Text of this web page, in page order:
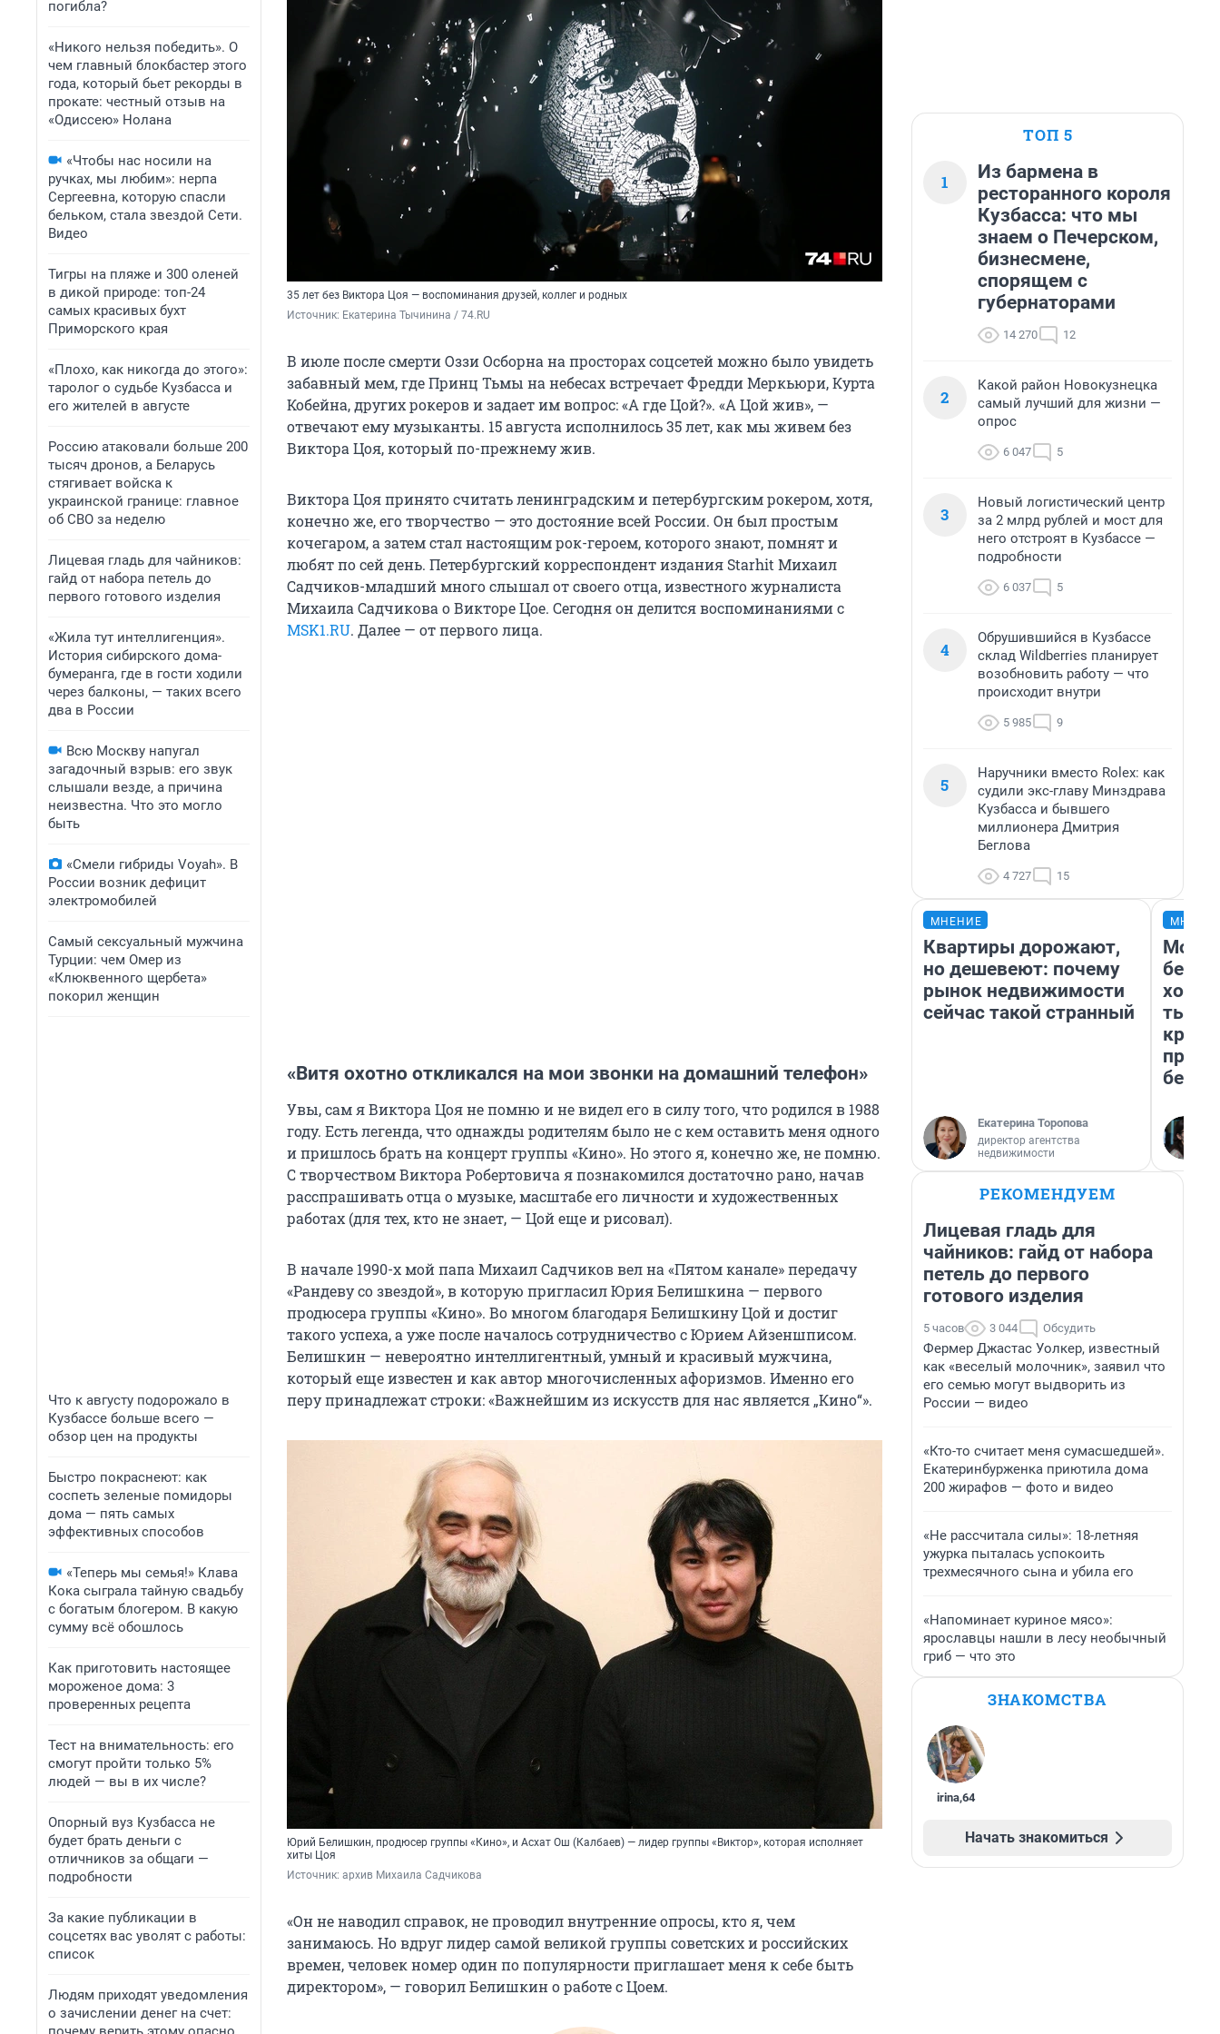
погибла?
«Никого нельзя победить». О
чем главный блокбастер этого
года, который бьет рекорды в
прокате: честный отзыв на
«Одиссею» Нолана
«Чтобы нас носили на
ручках, мы любим»: нерпа
Сергеевна, которую спасли
бельком, стала звездой Сети.
Видео
Тигры на пляже и 300 оленей
в дикой природе: топ-24
самых красивых бухт
Приморского края
«Плохо, как никогда до этого»:
таролог о судьбе Кузбасса и
его жителей в августе
Россию атаковали больше 200
тысяч дронов, а Беларусь
стягивает войска к
украинской границе: главное
об СВО за неделю
Лицевая гладь для чайников:
гайд от набора петель до
первого готового изделия
«Жила тут интеллигенция».
История сибирского дома-
бумеранга, где в гости ходили
через балконы, — таких всего
два в России
Всю Москву напугал
загадочный взрыв: его звук
слышали везде, а причина
неизвестна. Что это могло
быть
«Смели гибриды Voyah». В
России возник дефицит
электромобилей
Самый сексуальный мужчина
Турции: чем Омер из
«Клюквенного щербета»
покорил женщин
Что к августу подорожало в
Кузбассе больше всего —
обзор цен на продукты
Быстро покраснеют: как
соспеть зеленые помидоры
дома — пять самых
эффективных способов
«Теперь мы семья!» Клава
Кока сыграла тайную свадьбу
с богатым блогером. В какую
сумму всё обошлось
Как приготовить настоящее
мороженое дома: 3
проверенных рецепта
Тест на внимательность: его
смогут пройти только 5%
людей — вы в их числе?
Опорный вуз Кузбасса не
будет брать деньги с
отличников за общаги —
подробности
За какие публикации в
соцсетях вас уволят с работы:
список
Людям приходят уведомления
о зачислении денег на счет:
35 лет без Виктора Цоя — воспоминания друзей, коллег и родных
Источник: Екатерина Тычинина / 74.RU
В июле после смерти Оззи Осборна на просторах соцсетей можно было увидеть
забавный мем, где Принц Тьмы на небесах встречает Фредди Меркьюри, Курта
Кобейна, других рокеров и задает им вопрос: «А где Цой?». «А Цой жив», —
отвечают ему музыканты. 15 августа исполнилось 35 лет, как мы живем без
Виктора Цоя, который по-прежнему жив.
Виктора Цоя принято считать ленинградским и петербургским рокером, хотя,
конечно же, его творчество — это достояние всей России. Он был простым
кочегаром, а затем стал настоящим рок-героем, которого знают, помнят и
любят по сей день. Петербургский корреспондент издания Starhit Михаил
Садчиков-младший много слышал от своего отца, известного журналиста
Михаила Садчикова о Викторе Цое. Сегодня он делится воспоминаниями с
MSK1.RU. Далее — от первого лица.
«Витя охотно откликался на мои звонки на домашний телефон»
Увы, сам я Виктора Цоя не помню и не видел его в силу того, что родился в 1988
году. Есть легенда, что однажды родителям было не с кем оставить меня одного
и пришлось брать на концерт группы «Кино». Но этого я, конечно же, не помню.
С творчеством Виктора Робертовича я познакомился достаточно рано, начав
расспрашивать отца о музыке, масштабе его личности и художественных
работах (для тех, кто не знает, — Цой еще и рисовал).
В начале 1990-х мой папа Михаил Садчиков вел на «Пятом канале» передачу
«Рандеву со звездой», в которую пригласил Юрия Белишкина — первого
продюсера группы «Кино». Во многом благодаря Белишкину Цой и достиг
такого успеха, а уже после началось сотрудничество с Юрием Айзеншписом.
Белишкин — невероятно интеллигентный, умный и красивый мужчина,
который еще известен и как автор многочисленных афоризмов. Именно его
перу принадлежат строки: «Важнейшим из искусств для нас является „Кино“».
Юрий Белишкин, продюсер группы «Кино», и Асхат Ош (Калбаев) — лидер группы «Виктор», которая исполняет
хиты Цоя
Источник: архив Михаила Садчикова
«Он не наводил справок, не проводил внутренние опросы, кто я, чем
занимаюсь. Но вдруг лидер самой великой группы советских и российских
времен, человек номер один по популярности приглашает меня к себе быть
директором», — говорил Белишкин о работе с Цоем.
ТОП 5
1
Из бармена в
ресторанного короля
Кузбасса: что мы
знаем о Печерском,
бизнесмене,
спорящем с
губернаторами
14 270 12
2
Какой район Новокузнецка
самый лучший для жизни —
опрос
6 047 5
3
Новый логистический центр
за 2 млрд рублей и мост для
него отстроят в Кузбассе —
подробности
6 037 5
4
Обрушившийся в Кузбассе
склад Wildberries планирует
возобновить работу — что
происходит внутри
5 985 9
5
Наручники вместо Rolex: как
судили экс-главу Минздрава
Кузбасса и бывшего
миллионера Дмитрия
Беглова
4 727 15
МНЕНИЕ
Квартиры дорожают,
но дешевеют: почему
рынок недвижимости
сейчас такой странный
Екатерина Торопова
директор агентства
недвижимости
Мой
РЕКОМЕНДУЕМ
Лицевая гладь для
чайников: гайд от набора
петель до первого
готового изделия
5 часов 3 044 Обсудить
Фермер Джастас Уолкер, известный
как «веселый молочник», заявил что
его семью могут выдворить из
России — видео
«Кто-то считает меня сумасшедшей».
Екатеринбурженка приютила дома
200 жирафов — фото и видео
«Не рассчитала силы»: 18-летняя
ужурка пыталась успокоить
трехмесячного сына и убила его
«Напоминает куриное мясо»:
ярославцы нашли в лесу необычный
гриб — что это
ЗНАКОМСТВА
irina,64
Начать знакомиться